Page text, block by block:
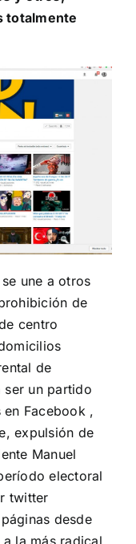
totalmente
une a otros
de
centro
de
ser un partido
Facebook ,
expulsión de
Manuel
electoral
twitter
desde